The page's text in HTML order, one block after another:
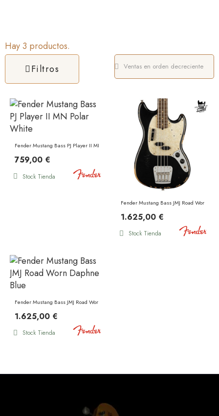
Hay 3 productos.
Filtros
Fender Mustang Bass PJ Player II MN Polar White
759,00 €
Stock Tienda
Fender Mustang Bass JMJ Road Worn
1.625,00 €
Stock Tienda
Fender Mustang Bass JMJ Road Worn RW Daphne Blue
1.625,00 €
Stock Tienda